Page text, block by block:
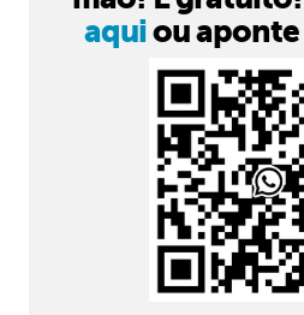
aquiou aponte